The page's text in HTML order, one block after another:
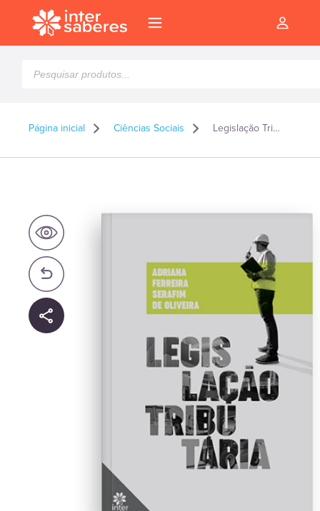
produtos
Página inicial Ciências Sociais Legislação Tributária